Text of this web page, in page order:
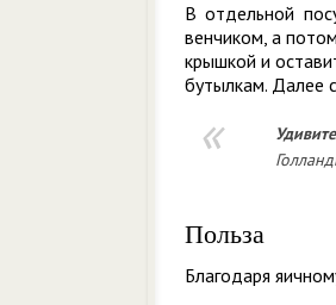
В отдельной
венчиком, а
крышкой и
бутылкам. Далее
Польза
Благодаря